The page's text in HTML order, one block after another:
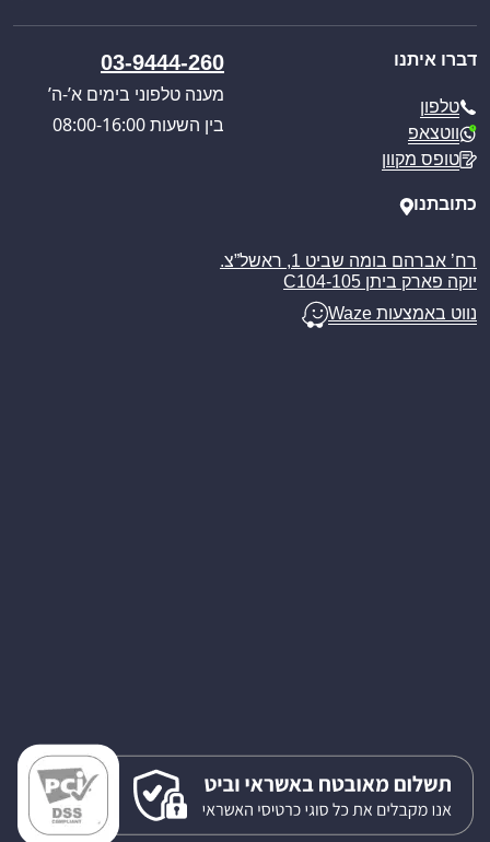
בקשת הצעת מחיר
קטלוג מוצרים
כניסה לאזור אישי
פול סרוויס
חוויית הבישול החדשה
מדיניות הפרטיות
מדיניות משלוחים
ביטול עסקה
מאמרים
דברו איתנו
טלפון
ווטצאפ
טופס מקוון
03-9444-260
מענה טלפוני בימים א’-ה’
בין השעות 08:00-16:00
כתובתנו
רח’ אברהם בומה שביט 1, ראשל”צ.
יוקה פארק ביתן C104-105
נווט באמצעות Waze